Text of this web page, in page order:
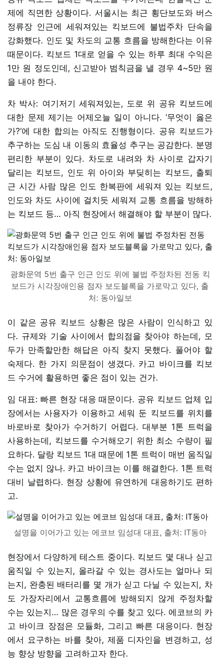
제에 직면한 상황이다. 서울시는 최근 횡단보도와 버스
정류장 인근에 세워져있는 킥보드에 불법주차 단속을
강화했다. 인도 및 차도의 교통 흐름을 방해한다는 이유
때문이다. 킥보드 1대로 얻을 수 있는 하루 최대 수익은
1만 원 정도인데, 신고받아 범칙금을 낼 경우 4~5만 원
을 내야 한다.
차 박사: 여기저기 세워져있는, 도로 위 공유 킥보드에
대한 문제 제기는 어제오늘 일이 아니다. ‘무엇이 옳은
가?’에 대한 합의는 아직도 진행형이다. 공유 킥보드가
추구하는 도심 내 이동의 효율성 추구는 공감한다. 분명
편리한 부분이 있다. 차도로 내려와 차 사이로 갑자기
달리는 킥보드, 인도 위 아이와 부딪히는 킥보드, 출퇴
근 시간 사람 많은 인도 한복판에 세워져 있는 킥보드,
인도와 차도 사이에 걸치듯 세워져 교통 흐름을 방해하
는 킥보드 등… 아직 현장에서 해결해야 할 부분이 많다.
광화문역 5번 출구 인근 인도 위에 불법 주정차된 전동 킥
보드가 시각장애인용 점자 보도블록을 가로막고 있다, 출
처: 동아일보
이 같은 공유 킥보드 상황은 많은 사람이 인식하고 있
다. 규제와 기술 사이에서 합의점을 찾아야 하는데, 모
두가 만족할만한 해답은 아직 찾지 못했다. 풀어야 할
숙제다. 한 가지 의문점이 생겼다. 카고 바이크를 킥보
드 수거에 활용하면 좋은 점이 있는 건가.
임 대표: 빠른 현장 대응 때문이다. 공유 킥보드 업체 입
장에서는 사용자가 이용하고 세워 둔 킥보드를 위치를
바로바로 찾아가 수거하기 어렵다. 대부분 1톤 트럭을
사용하는데, 킥보드를 수거해오기 위한 최소 수량이 필
요하다. 달랑 킥보드 1대 때문에 1톤 트럭이 매번 움직일
수는 없지 않나. 카고 바이크는 이를 해결한다. 1톤 트럭
대비 날렵하다. 현장 상황에 유연하게 대응하기도 편하
고.
설명을 이어가고 있는 에코브 임성대 대표, 출처: IT동아
현장에서 다양하게 테스트 중이다. 킥보드 몇 대나 싣고
움직일 수 있는지, 올라갈 수 있는 경사도는 얼마나 되
는지, 완충된 배터리를 몇 개가 싣고 다닐 수 있는지, 차
도 가장자리에서 교통흐름에 방해되지 않게 주정차할
수는 있는지… 많은 경우의 수를 찾고 있다. 에코브의 카
고 바이크 장점은 모듈화, 그리고 빠른 대응이다. 현장
에서 요구하는 바를 찾아, 제품 디자인을 변경하고, 성
능 향상 방향을 고려하고자 한다.